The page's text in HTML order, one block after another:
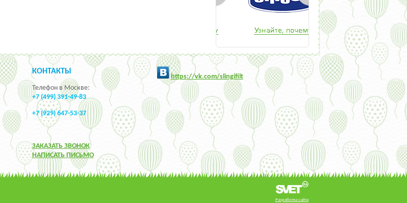
КОНТАКТЫ
Телефон в Москве:
+7 (499) 391-49-83
+7 (929) 647-53-37
ЗАКАЗАТЬ ЗВОНОК
НАПИСАТЬ ПИСЬМО
https://vk.com/slingifilt
Разработка сайта